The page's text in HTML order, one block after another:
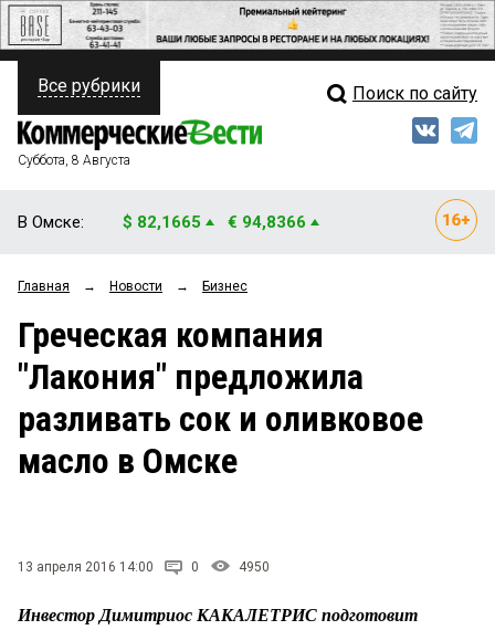
ПОЛИТИКА
ФИНАНСЫ
ОБЩЕСТВО
ЗАКОН
НОВОСТИ КОМПАНИЙ
ПРОИСШЕСТВИЯ
Свежий выпуск
Рейтинги
Блоги
Архив
Все рубрики Поиск по сайту
Суббота, 8 Августа
В Омске: $ 82,1665 € 94,8366
Главная → Новости → Бизнес
Греческая компания
"Лакония" предложила
разливать сок и оливковое
масло в Омске
13 апреля 2016 14:00 0 4950
Инвестор Димитриос КАКАЛЕТРИС подготовит